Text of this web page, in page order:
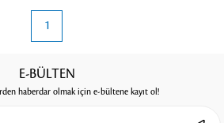
1
E-BÜLTEN
haberdar olmak için e-bültene kayıt ol!